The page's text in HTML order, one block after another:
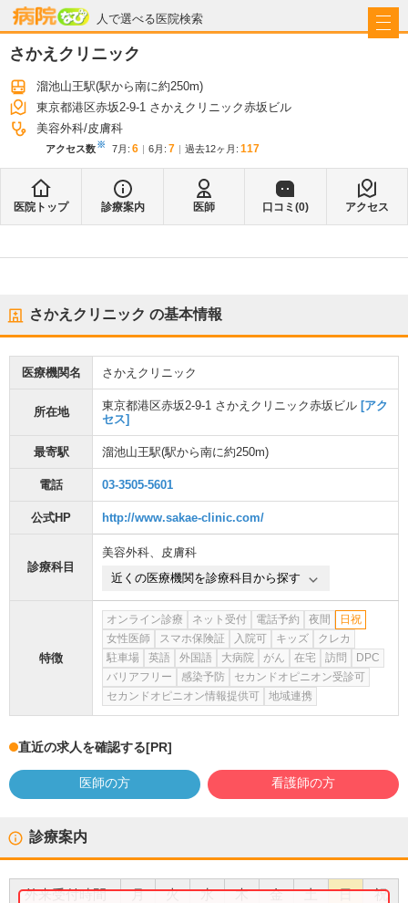
人で選べる医院検索
病院なび
さかえクリニック
溜池山王駅(駅から南に約250m)
東京都港区赤坂2-9-1 さかえクリニック赤坂ビル
美容外科 皮膚科
アクセス数※ 7月 : 6 6月 : 7 過去12ヶ月: 117
医院トップ 診療案内 医師 口コミ(0) アクセス
さかえクリニック の基本情報
医療機関名 さかえクリニック
所在地 東京都港区赤坂2-9-1 さかえクリニック赤坂ビル [アク
セス]
最寄駅 溜池山王駅(駅から南に約250m)
電話 03-3505-5601
公式HP http://www.sakae-clinic.com/
診療科目
美容外科、 皮膚科
近くの医療機関を診療科目から探す
特徴
オンライン診療 ネット受付 電話予約 夜間
日祝
女性医師
スマホ保険証 入院可 キッズ
クレカ
駐車場
英語 外国語 大病院 がん 在宅 訪問
DPC
バリアフリー
感染予防
セカンドオピニオン受診可
セカンドオピニオン情報提供可
地域連携
直近の求人を確認する[PR]
医師の方 看護師の方
診療案内
外来受付時間 月 火 水 木 金 土 日 祝